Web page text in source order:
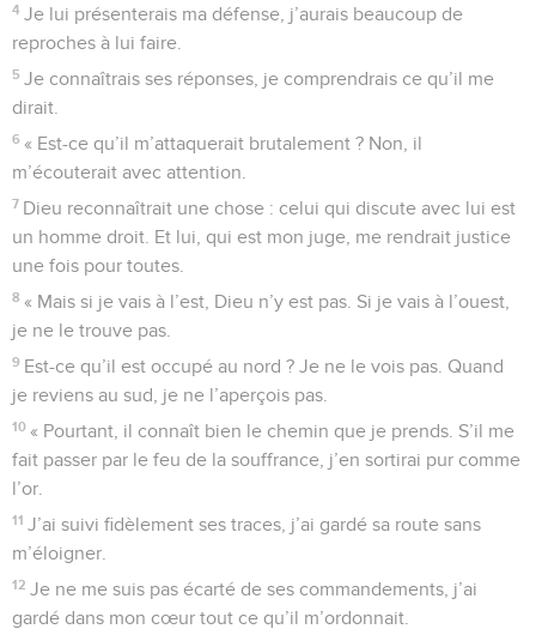
4 Je lui présenterais ma défense, j’aurais beaucoup de
reproches à lui faire.
5 Je connaîtrais ses réponses, je comprendrais ce qu’il me
dirait.
6 « Est-ce qu’il m’attaquerait brutalement ? Non, il
m’écouterait avec attention.
7 Dieu reconnaîtrait une chose : celui qui discute avec lui est
un homme droit. Et lui, qui est mon juge, me rendrait justice
une fois pour toutes.
8 « Mais si je vais à l’est, Dieu n’y est pas. Si je vais à l’ouest,
je ne le trouve pas.
9 Est-ce qu’il est occupé au nord ? Je ne le vois pas. Quand
je reviens au sud, je ne l’aperçois pas.
10 « Pourtant, il connaît bien le chemin que je prends. S’il me
fait passer par le feu de la souffrance, j’en sortirai pur comme
l’or.
11 J’ai suivi fidèlement ses traces, j’ai gardé sa route sans
m’éloigner.
12 Je ne me suis pas écarté de ses commandements, j’ai
gardé dans mon cœur tout ce qu’il m’ordonnait.